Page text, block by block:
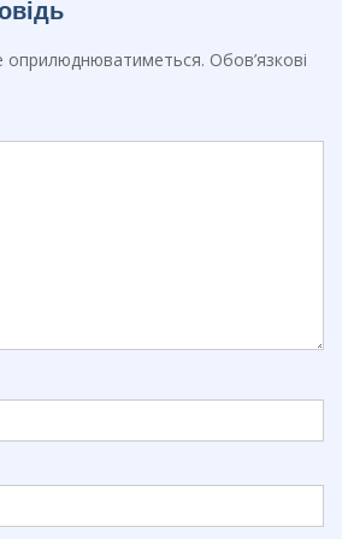
оприлюднюватиметься. Обов’язкові